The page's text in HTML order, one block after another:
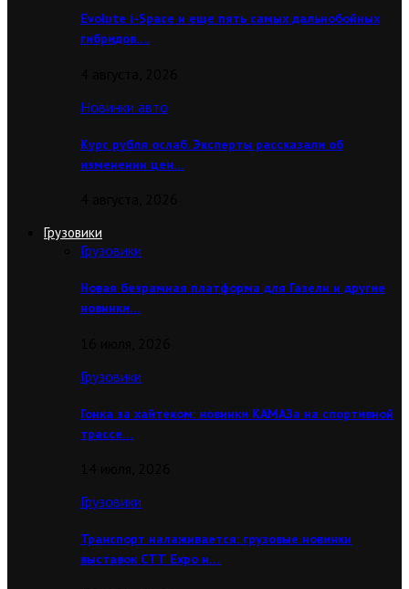
Evolute i-Space и еще пять самых дальнобойных
гибридов….
Новинки авто
Курс рубля ослаб. Эксперты рассказали об
изменении цен…
Грузовики
Грузовики
Новая безрамная платформа для Газели и другие
новинки…
Грузовики
Гонка за хайтеком: новинки КАМАЗа на спортивной
трассе…
Грузовики
Транспорт налаживается: грузовые новинки
выставок CТТ Expo и…